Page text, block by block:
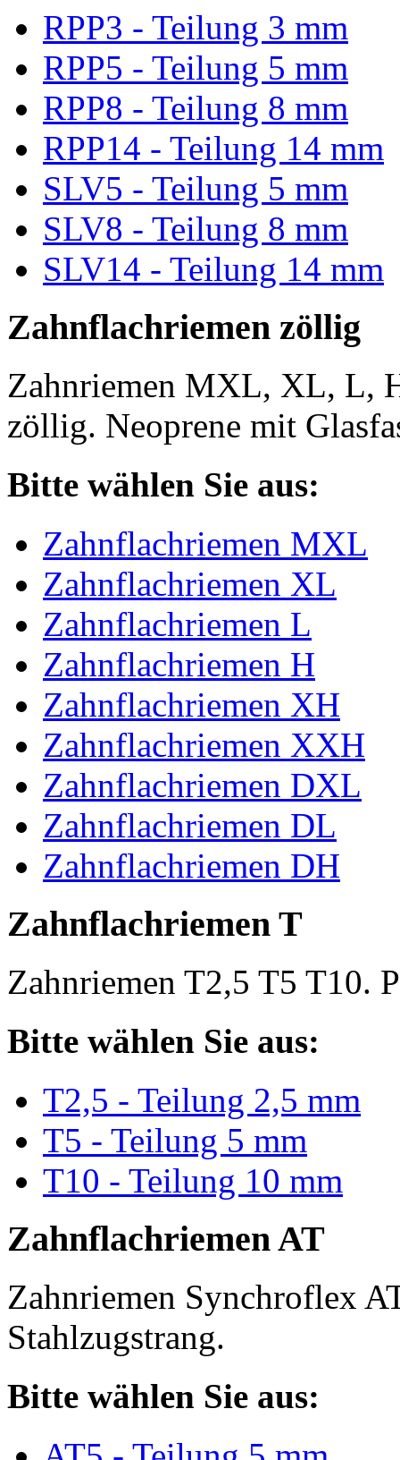
RPP3 - Teilung 3 mm
RPP5 - Teilung 5 mm
RPP8 - Teilung 8 mm
RPP14 - Teilung 14 mm
SLV5 - Teilung 5 mm
SLV8 - Teilung 8 mm
SLV14 - Teilung 14 mm
Zahnflachriemen zöllig
Zahnriemen MXL, XL, L,
zöllig. Neoprene mit
Bitte wählen Sie aus:
Zahnflachriemen MXL
Zahnflachriemen XL
Zahnflachriemen L
Zahnflachriemen H
Zahnflachriemen XH
Zahnflachriemen XXH
Zahnflachriemen DXL
Zahnflachriemen DL
Zahnflachriemen DH
Zahnflachriemen T
Zahnriemen T2,5 T5 T10.
Bitte wählen Sie aus:
T2,5 - Teilung 2,5 mm
T5 - Teilung 5 mm
T10 - Teilung 10 mm
Zahnflachriemen AT
Zahnriemen Synchroflex
Stahlzugstrang.
Bitte wählen Sie aus: